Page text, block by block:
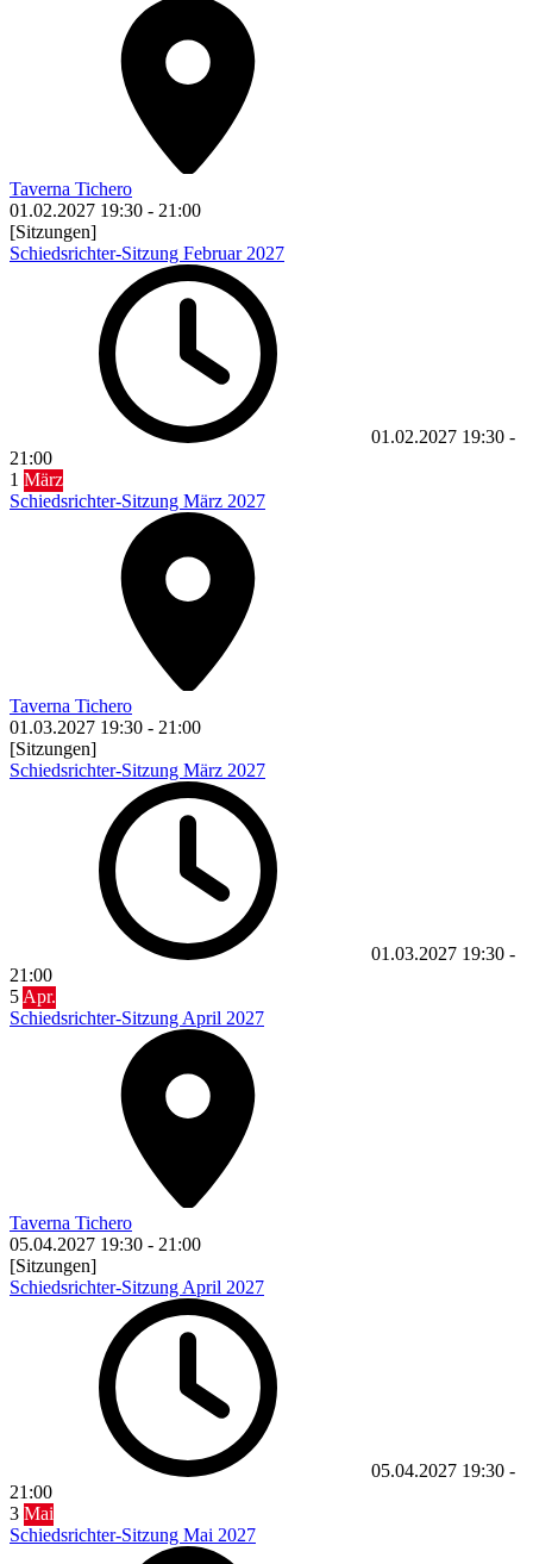
Taverna Tichero
01.02.2027 19:30 - 21:00
[Sitzungen]
Schiedsrichter-Sitzung Februar 2027
01.02.2027 19:30 -
21:00
1 März
Schiedsrichter-Sitzung März 2027
Taverna Tichero
01.03.2027 19:30 - 21:00
[Sitzungen]
Schiedsrichter-Sitzung März 2027
01.03.2027 19:30 -
21:00
5 Apr.
Schiedsrichter-Sitzung April 2027
Taverna Tichero
05.04.2027 19:30 - 21:00
[Sitzungen]
Schiedsrichter-Sitzung April 2027
05.04.2027 19:30 -
21:00
3 Mai
Schiedsrichter-Sitzung Mai 2027